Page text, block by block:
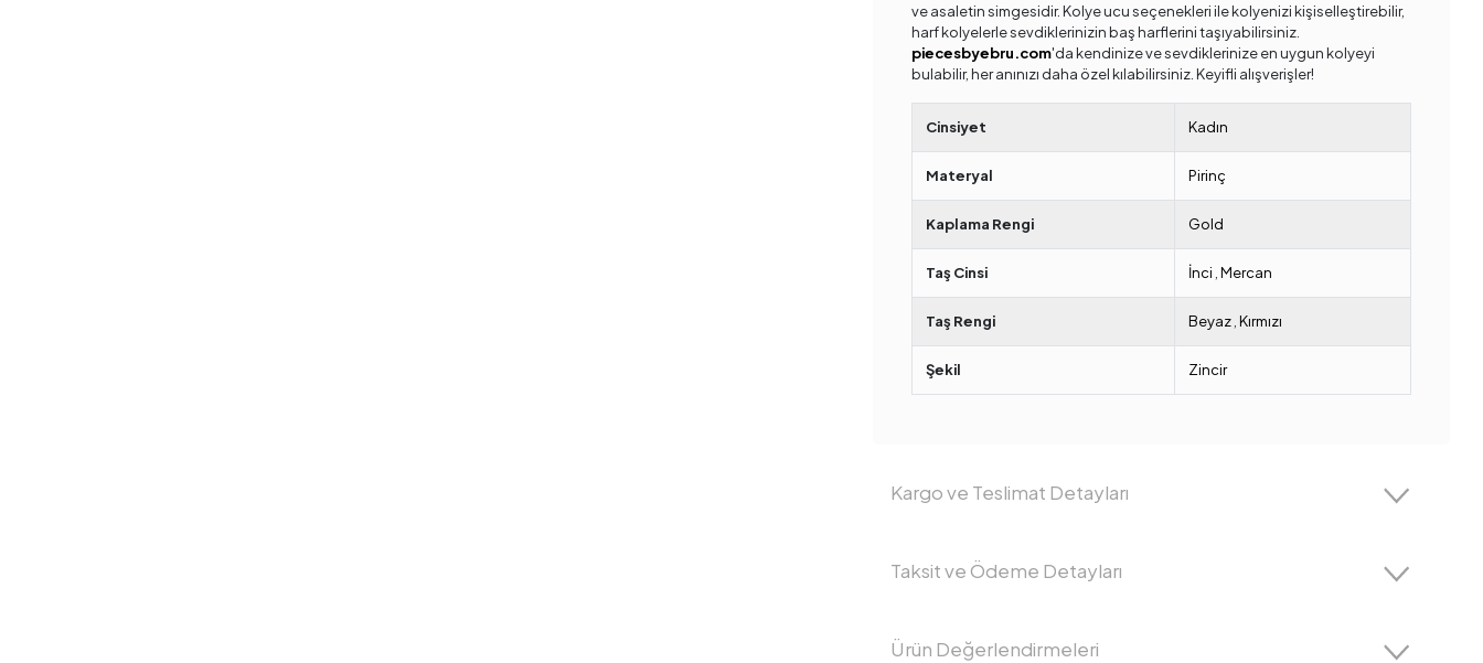
ve asaletin simgesidir. Kolye ucu seçenekleri ile kolyenizi kişiselleştirebilir,
harf kolyelerle sevdiklerinizin baş harflerini taşıyabilirsiniz.
piecesbyebru.com'da kendinize ve sevdiklerinize en uygun kolyeyi
bulabilir, her anınızı daha özel kılabilirsiniz. Keyifli alışverişler!
Cinsiyet Kadın
Materyal Pirinç
Kaplama Rengi Gold
Taş Cinsi İnci Mercan
Taş Rengi Beyaz, Kırmızı
Şekil Zincir
Kargo ve Teslimat Detayları
Taksit ve Ödeme Detayları
Ürün Değerlendirmeleri